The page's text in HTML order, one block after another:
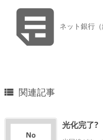
ネット銀行（
 関連記事
光化完了?